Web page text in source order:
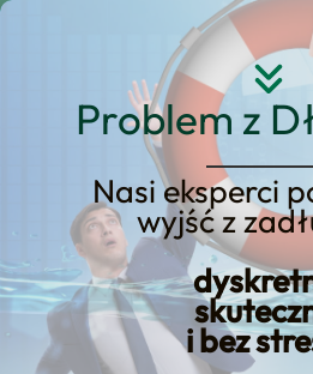
Problem z
Nasi eksperci
wyjść z
i bez
Przejdź
KREDYT123.PL – OFERTA
kredyty ze